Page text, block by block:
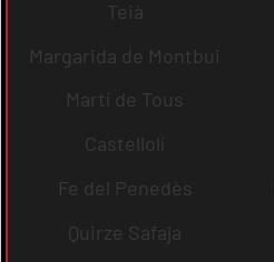
Teià
Margarida de Montbui
Martí de Tous
Castellolí
Fe del Penedès
Quirze Safaja